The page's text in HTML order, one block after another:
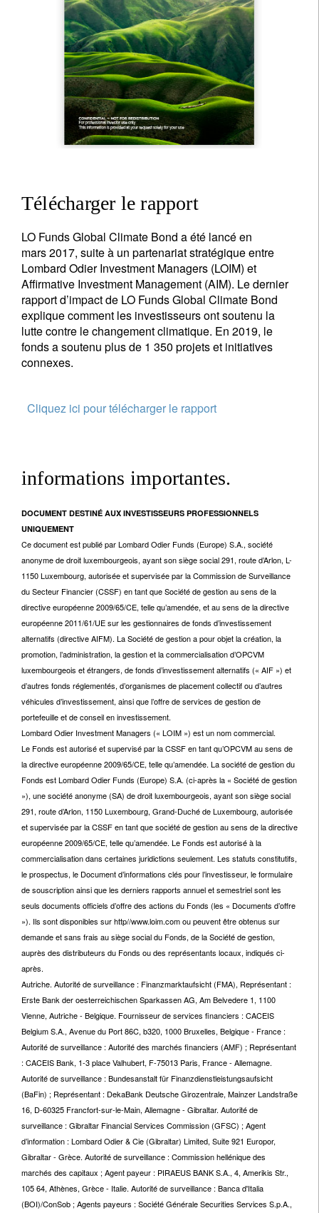
Télécharger le rapport
LO Funds Global Climate Bond a été lancé en
mars 2017, suite à un partenariat stratégique entre
Lombard Odier Investment Managers (LOIM) et
Affirmative Investment Management (AIM). Le dernier
rapport d’impact de LO Funds Global Climate Bond
explique comment les investisseurs ont soutenu la
lutte contre le changement climatique. En 2019, le
fonds a soutenu plus de 1 350 projets et initiatives
connexes.
Cliquez ici pour télécharger le rapport
informations importantes.
DOCUMENT DESTINÉ AUX INVESTISSEURS PROFESSIONNELS
UNIQUEMENT
Ce document est publié par Lombard Odier Funds (Europe) S.A., société
anonyme de droit luxembourgeois, ayant son siège social 291, route d’Arlon, L-
1150 Luxembourg, autorisée et supervisée par la Commission de Surveillance
du Secteur Financier (CSSF) en tant que Société de gestion au sens de la
directive européenne 2009/65/CE, telle qu’amendée, et au sens de la directive
européenne 2011/61/UE sur les gestionnaires de fonds d’investissement
alternatifs (directive AIFM). La Société de gestion a pour objet la création, la
promotion, l’administration, la gestion et la commercialisation d’OPCVM
luxembourgeois et étrangers, de fonds d’investissement alternatifs (« AIF ») et
d’autres fonds réglementés, d’organismes de placement collectif ou d’autres
véhicules d’investissement, ainsi que l’offre de services de gestion de
portefeuille et de conseil en investissement.
Lombard Odier Investment Managers (« LOIM ») est un nom commercial.
Le Fonds est autorisé et supervisé par la CSSF en tant qu’OPCVM au sens de
la directive européenne 2009/65/CE, telle qu’amendée. La société de gestion du
Fonds est Lombard Odier Funds (Europe) S.A. (ci-après la « Société de gestion
»), une société anonyme (SA) de droit luxembourgeois, ayant son siège social
291, route d’Arlon, 1150 Luxembourg, Grand-Duché de Luxembourg, autorisée
et supervisée par la CSSF en tant que société de gestion au sens de la directive
européenne 2009/65/CE, telle qu’amendée. Le Fonds est autorisé à la
commercialisation dans certaines juridictions seulement. Les statuts constitutifs,
le prospectus, le Document d’informations clés pour l’investisseur, le formulaire
de souscription ainsi que les derniers rapports annuel et semestriel sont les
seuls documents officiels d’offre des actions du Fonds (les « Documents d’offre
»). Ils sont disponibles sur http//www.loim.com ou peuvent être obtenus sur
demande et sans frais au siège social du Fonds, de la Société de gestion,
auprès des distributeurs du Fonds ou des représentants locaux, indiqués ci-
après.
Autriche. Autorité de surveillance : Finanzmarktaufsicht (FMA), Représentant :
Erste Bank der oesterreichischen Sparkassen AG, Am Belvedere 1, 1100
Vienne, Autriche - Belgique. Fournisseur de services financiers : CACEIS
Belgium S.A., Avenue du Port 86C, b320, 1000 Bruxelles, Belgique - France :
Autorité de surveillance : Autorité des marchés financiers (AMF) ; Représentant
: CACEIS Bank, 1-3 place Valhubert, F-75013 Paris, France - Allemagne.
Autorité de surveillance : Bundesanstalt für Finanzdienstleistungsaufsicht
(BaFin) ; Représentant : DekaBank Deutsche Girozentrale, Mainzer Landstraße
16, D-60325 Francfort-sur-le-Main, Allemagne - Gibraltar. Autorité de
surveillance : Gibraltar Financial Services Commission (GFSC) ; Agent
d’information : Lombard Odier & Cie (Gibraltar) Limited, Suite 921 Europor,
Gibraltar - Grèce. Autorité de surveillance : Commission hellénique des
marchés des capitaux ; Agent payeur : PIRAEUS BANK S.A., 4, Amerikis Str.,
105 64, Athènes, Grèce - Italie. Autorité de surveillance : Banca d'Italia
(BOI)/ConSob ; Agents payeurs : Société Générale Securities Services S.p.A.,